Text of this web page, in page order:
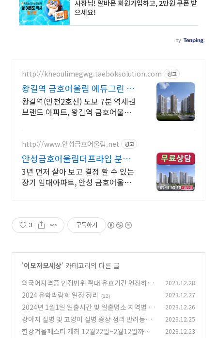
http://kheoulimegwg.taeboksolution.com 광고
왕길역 금호어울림 에듀그린 서
울까지 단 7정거장 거리!
왕길역(인천2호선) 도보 7분 역세권
브랜드 아파트, 왕길역 금호어울림
http://www.안성금호어울림.net 광고
안성금호어울림더프라임 분양
대표 무료상담예약 홈페이지!
3년 먼저 살아 보고 결정 할 수 있는
장기 임대아파트, 안성 금호어울림
3 구독하기
'이모저모세상' 카테고리의 다른 글
외국어자격증 인정범위 확대 유효기간 연장하는
방법 정리
(8)
2023.12.28
2024 유학박람회 일정 정리 (12) 2023.12.27
2024년 1월1일 일출시간 및 일출명소 지역별 정
보 정리 추천
(6)
2023.12.26
강아지 질병 및 고양이 질병 증상 정리 반려동물
질병초기증상들 모음
(2)
2023.12.25
한강겨울페스타 개최 12월22일~2월12일까지 2023.12.23